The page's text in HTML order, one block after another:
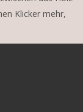
Klicker mehr,